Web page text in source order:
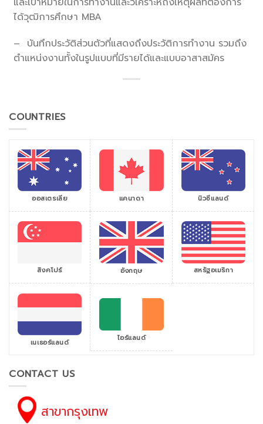
ได้วุฒิการศึกษา MBA
– บันทึกประวัติส่วนตัวที่แสดงถึงประวัติการทำงาน รวมถึง
ตำแหน่งงานทั้งในรูปแบบที่มีรายได้และแบบอาสาสมัคร
COUNTRIES
ออสเตรเลีย แคนาดา นิวซีแลนด์
สิงคโปร์ อังกฤษ สหรัฐอเมริกา
เนเธอร์แลนด์ ไอร์แลนด์
CONTACT US
สาขากรุงเทพ